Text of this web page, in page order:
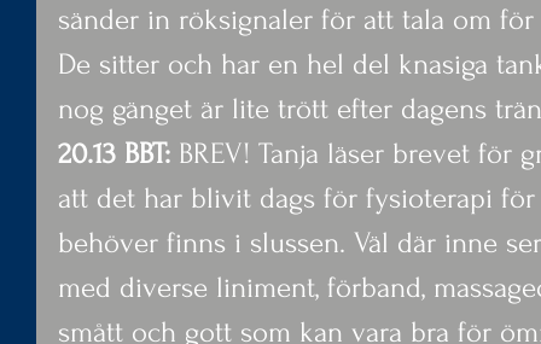
sänder in röksignaler för att tala om
De sitter och har en hel del knasiga
nog gänget är lite trött efter dagens
20.13 BBT: BREV! Tanja läser brevet för
att det har blivit dags för fysioterapi
behöver finns i slussen. Väl där inne
med diverse liniment, förband,
smått och gott som kan vara bra för